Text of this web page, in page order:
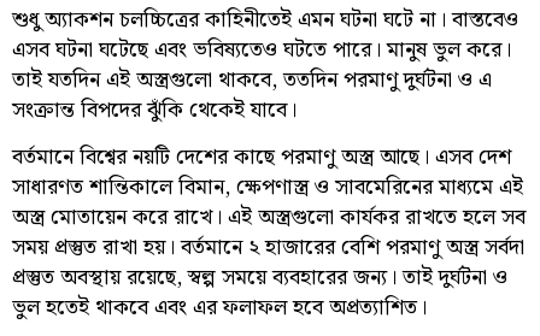
শুধু অ্যাকশন চলচ্চিত্রের কাহিনীতেই এমন ঘটনা ঘটে না। বাস্তবেও
এসব ঘটনা ঘটেছে এবং ভবিষ্যতেও ঘটতে পারে। মানুষ ভুল করে।
তাই যতদিন এই অস্ত্রগুলো থাকবে, ততদিন পরমাণু দুর্ঘটনা ও এ
সংক্রান্ত বিপদের ঝুঁকি থেকেই যাবে।
বর্তমানে বিশ্বের নয়টি দেশের কাছে পরমাণু অস্ত্র আছে। এসব দেশ
সাধারণত শান্তিকালে বিমান, ক্ষেপণাস্ত্র ও সাবমেরিনের মাধ্যমে এই
অস্ত্র মোতায়েন করে রাখে। এই অস্ত্রগুলো কার্যকর রাখতে হলে সব
সময় প্রস্তুত রাখা হয়। বর্তমানে ২ হাজারের বেশি পরমাণু অস্ত্র সর্বদা
প্রস্তুত অবস্থায় রয়েছে, স্বল্প সময়ে ব্যবহারের জন্য। তাই দুর্ঘটনা ও
ভুল হতেই থাকবে এবং এর ফলাফল হবে অপ্রত্যাশিত।